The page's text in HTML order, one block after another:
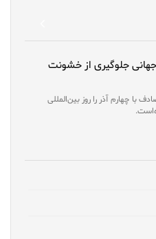
جهانی جلوگیری از خشونت
روز ۲۵نوامبر مصادف با چهارم آذر را روز بین‌المللی